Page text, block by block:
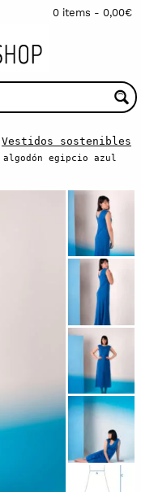
0 items - 0,00€
Vestidos sostenibles
egipcio azul